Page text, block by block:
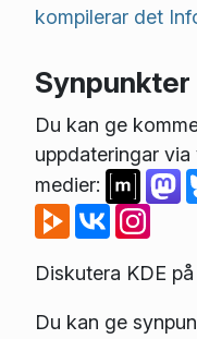
kompilerar det
Synpunkter
Du kan ge
uppdateringar
medier:
Diskutera KDE på
Du kan ge